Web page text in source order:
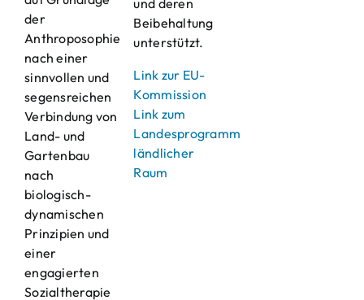
der
Anthroposophie
nach einer
sinnvollen und
segensreichen
Verbindung von
Land- und
Gartenbau
nach
biologisch-
dynamischen
Prinzipien und
einer
engagierten
Sozialtherapie
und deren
Beibehaltung
unterstützt.
Link zur EU-
Kommission
Link zum
Landesprogramm
ländlicher
Raum